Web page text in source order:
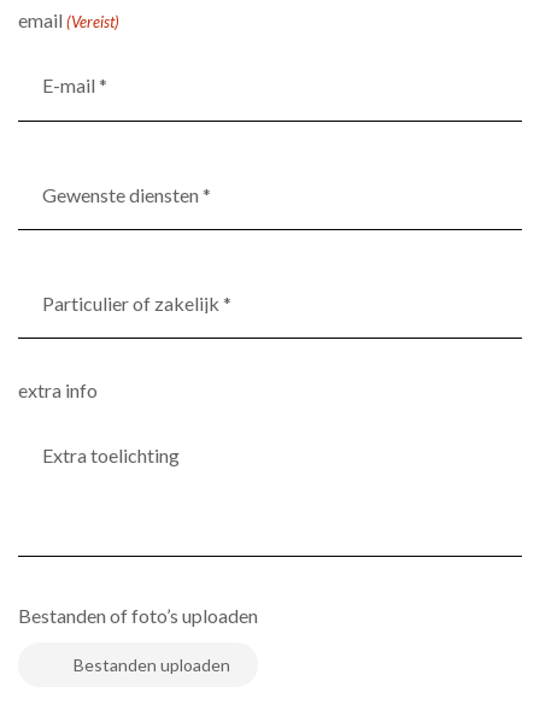
email (Vereist)
diensten
*
zakelijk
(Vereist)
extra info
Bestanden of foto’s uploaden